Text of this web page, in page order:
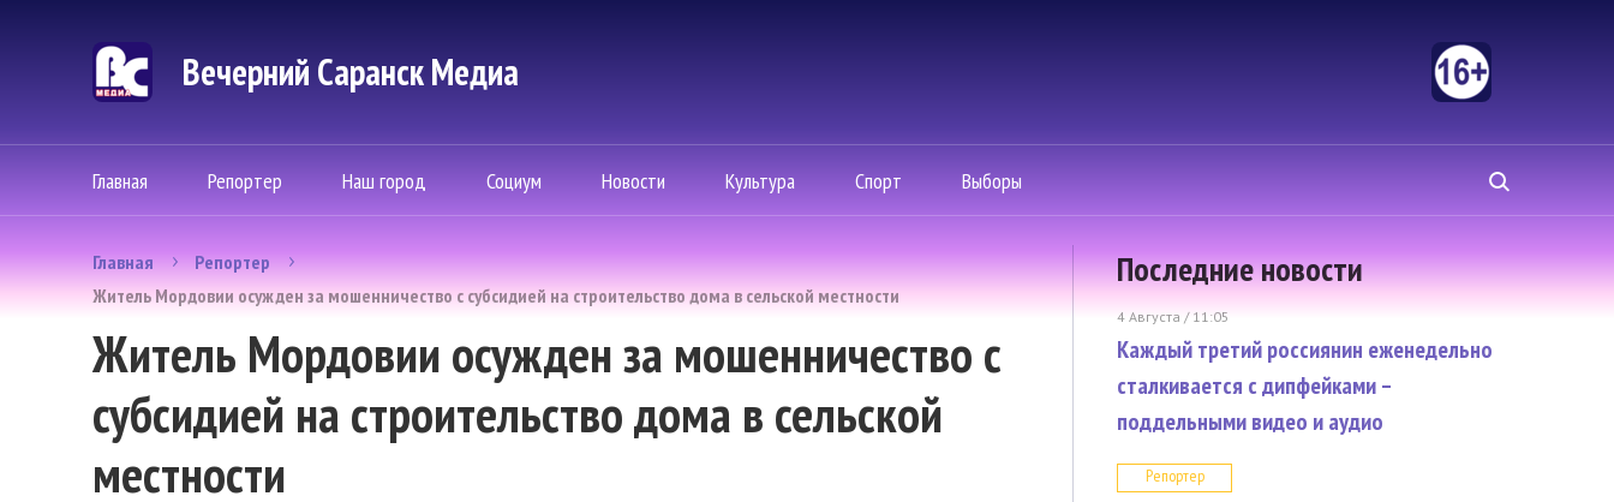
Вечерний Саранск Mедиа
Главная Репортер Наш город Социум Новости Культура Спорт Выборы
Главная
Репортер
Житель Мордовии осужден за мошенничество с субсидией на строительство дома в сельской местности
Житель Мордовии осужден за мошенничество с
субсидией на строительство дома в сельской
местности
Последние новости
4 Августа / 11:05
Каждый третий россиянин еженедельно
сталкивается с дипфейками –
поддельными видео и аудио
Репортер